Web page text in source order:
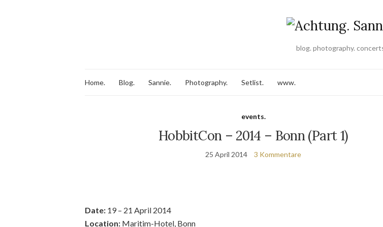
blog. photography.
Home. Blog. Sannie. Photography. Setlist. www.
events.
HobbitCon – 2014 – Bonn (Part 1)
25 April 2014 3 Kommentare
Date: 19 – 21 April 2014
Location: Maritim-Hotel, Bonn